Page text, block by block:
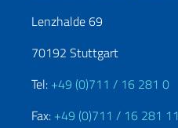
Lenzhalde 69
70192 Stuttgart
Tel: +49 (0)711 / 16 281 0
Fax: +49 (0)711 / 16 281 11